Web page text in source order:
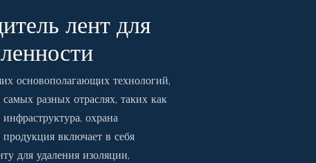
лент для
основополагающих технологий,
разных отраслях, таких как
охрана
включает в себя
для удаления изоляции,